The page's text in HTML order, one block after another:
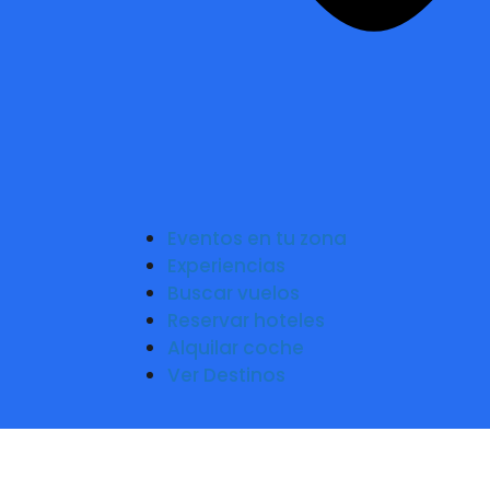
Eventos en tu zona
Experiencias
Buscar vuelos
Reservar hoteles
Alquilar coche
Ver Destinos